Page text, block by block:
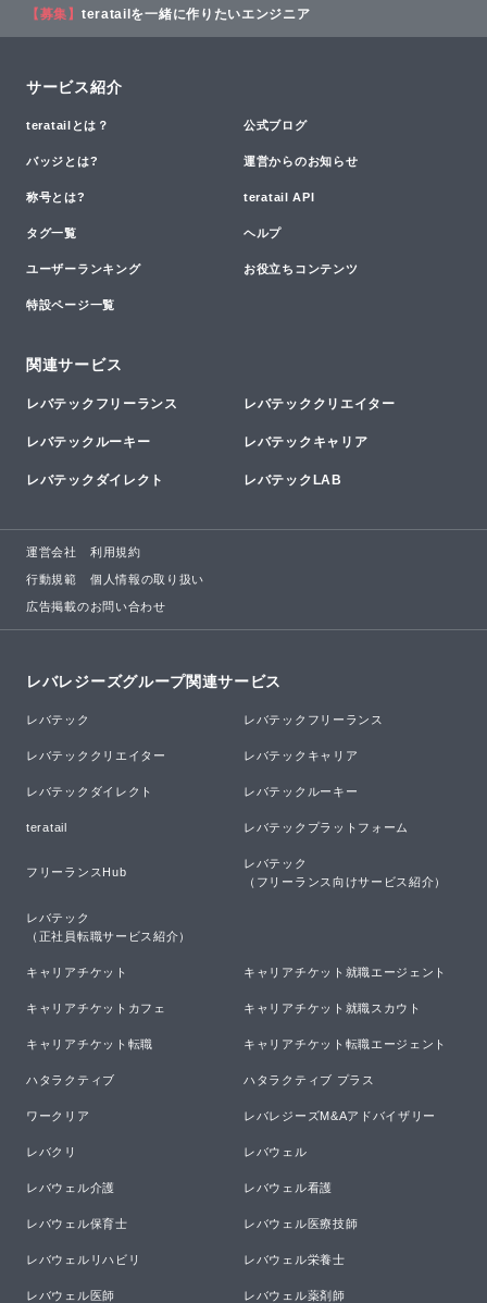
【募集】 teratailを一緒に作りたいエンジニア
サービス紹介
teratailとは？ 公式ブログ
バッジとは? 運営からのお知らせ
称号とは? teratail API
タグ一覧 ヘルプ
ユーザーランキング お役立ちコンテンツ
特設ページ一覧
関連サービス
レバテックフリーランス レバテッククリエイター
レバテックルーキー レバテックキャリア
レバテックダイレクト レバテックLAB
運営会社 利用規約
行動規範 個人情報の取り扱い
広告掲載のお問い合わせ
レバレジーズグループ関連サービス
レバテック レバテックフリーランス
レバテッククリエイター レバテックキャリア
レバテックダイレクト レバテックルーキー
teratail レバテックプラットフォーム
フリーランスHub
レバテック
（フリーランス向けサービス紹介）
レバテック
（正社員転職サービス紹介）
キャリアチケット キャリアチケット就職エージェント
キャリアチケットカフェ キャリアチケット就職スカウト
キャリアチケット転職 キャリアチケット転職エージェント
ハタラクティブ ハタラクティブ プラス
ワークリア レバレジーズM&Aアドバイザリー
レバクリ レバウェル
レバウェル介護 レバウェル看護
レバウェル保育士 レバウェル医療技師
レバウェルリハビリ レバウェル栄養士
レバウェル医師 レバウェル薬剤師